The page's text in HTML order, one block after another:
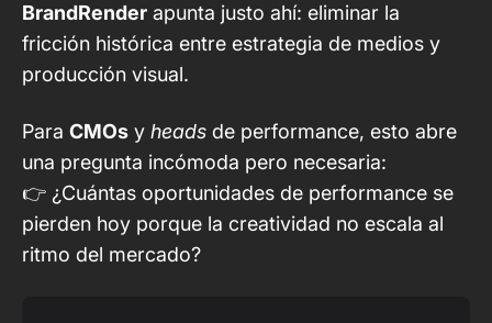
BrandRender apunta justo ahí: eliminar la
fricción histórica entre estrategia de medios y
producción visual.
Para CMOs y heads de performance, esto abre
una pregunta incómoda pero necesaria:
👉 ¿Cuántas oportunidades de performance se
pierden hoy porque la creatividad no escala al
ritmo del mercado?